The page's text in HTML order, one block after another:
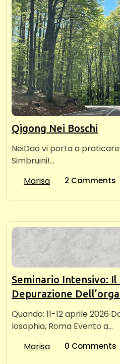
Qigong Nei Boschi
NeiDao vi porta a
Simbruini!…
Marisa
2 Comments
Seminario Intensivo: Il
Depurazione
Quando: 11-12 aprile 2026
losophia, Roma Evento a…
Marisa
0 Comments